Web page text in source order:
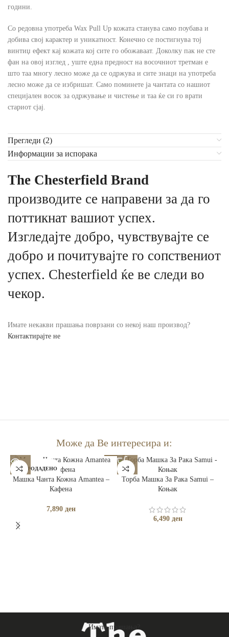
години.
Со редовна употреба Wax Pull Up кожата станува само поубава и
добива свој карактер и уникатност. Конечно се постигнува тој
винтиџ ефект кај кожата кој сите го обожаваат. Доколку пак не сте
фан на овој изглед , уште една предност на восочниот третман е
што таа многу лесно може да се одржува и сите знаци на употреба
лесно може да се избришат. Само поминете ја чантата со нашиот
специјален восок за одржување и чистење и таа ќе си го врати
стариот сјај.
Прегледи (2)
Информации за испорака
The Chesterfield Brand
производите се направени за да го
поттикнат вашиот успех.
Изгледајте добро, чувствувајте се
добро и почитувајте го сопствениот
успех. Chesterfield ќе ве следи во
чекор.
Имате некакви прашања поврзани со некој наш производ?
Контактирајте не
Може да Ве интересира и:
РАСПРОДАДЕНО
Машка Чанта Кожна Amantea –
Кафена
7,890 ден
Торба Машка За Рака Samui –
Коњак
6,490 ден
Имате прашања?